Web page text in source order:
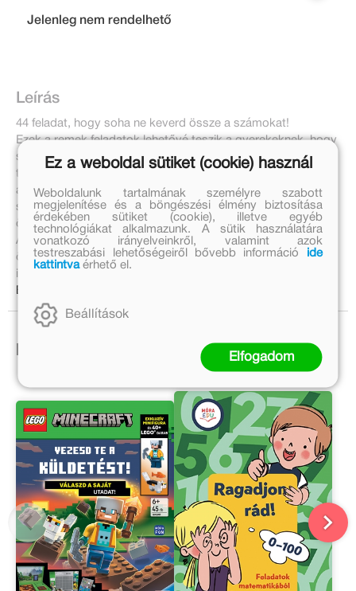
Jelenleg nem rendelhető
Leírás
44 feladat, hogy soha ne keverd össze a számokat!
Ezek a remek feladatok lehetővé teszik a gyerekeknek, hogy
színezés közben felfedezzék és megismerjék a számokat 1-
től 9-ig. Ha jól számolnak, előtűnnek az ábrákon elrejtett
állatok. Játszva, szinte észrevétlenül ismerik meg a
számjegyeket, azok betűképét, és belekóstolnak az
összeadásba és kivonásba is.
A feladatok ébren tartják a figyelmet, segítik az
összpontosítást, és játékosan megerősítik a számok
ismeretét.
Bővebben:
Ez a weboldal sütiket (cookie) használ
Weboldalunk tartalmának személyre szabott
megjelenítése és a böngészési élmény biztosítása
érdekében sütiket (cookie), illetve egyéb
technológiákat alkalmazunk. A sütik használatára
vonatkozó irányelveinkről, valamint azok
testreszabási lehetőségeiről bővebb információ
ide
kattintvaérhető el.
Beállítások
Elfogadom